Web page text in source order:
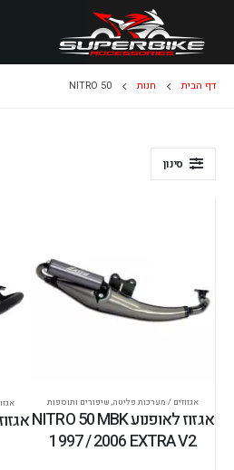
דף הבית חנות NITRO 50
סינון
אגזוזים / מערכות פליטה, שיפורים ותוספות
אגזוז לאופנוע NITRO 50 MBK
1997 / 2006 EXTRA V2